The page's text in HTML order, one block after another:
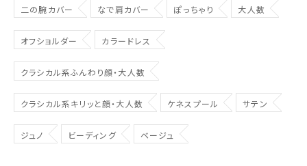
二の腕カバー なで肩カバー ぽっちゃり 大人数
オフショルダー カラードレス
クラシカル系ふんわり顔・大人数
クラシカル系キリッと顔・大人数 ケネスプール サテン
ジュノ ビーディング ベージュ